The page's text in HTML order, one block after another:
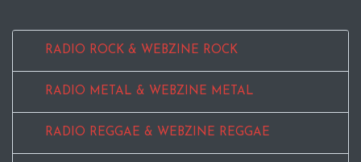
RADIO ROCK & WEBZINE ROCK
RADIO METAL & WEBZINE METAL
RADIO REGGAE & WEBZINE REGGAE